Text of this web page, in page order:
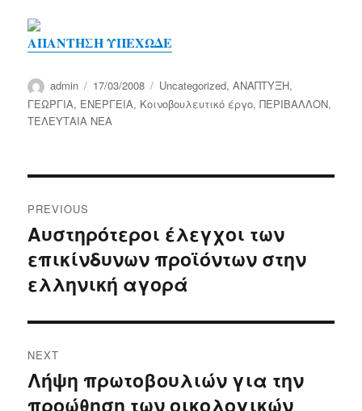
ΑΠΑΝΤΗΣΗ ΥΠΕΧΩΔΕ
Author
admin
Posted
on
17/03/2008 Categories
Uncategorized,ΑΝΑΠΤΥΞΗ,
ΓΕΩΡΓΙΑ, ΕΝΕΡΓΕΙΑ, Κοινοβουλευτικό έργο,ΠΕΡΙΒΑΛΛΟΝ,
ΤΕΛΕΥΤΑΙΑ ΝΕΑ
navigation
PREVIOUS
Previous
post:
Αυστηρότεροι έλεγχοι των
επικίνδυνων προϊόντων στην
ελληνική αγορά
NEXT
Next
post:
Λήψη πρωτοβουλιών για την
προώθηση των οικολογικών